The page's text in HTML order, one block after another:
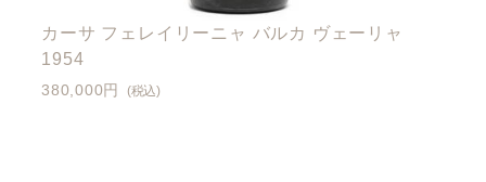
カーサ フェレイリーニャ バルカ ヴェーリャ
1954
380,000円 (税込)